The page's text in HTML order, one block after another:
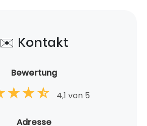
✉️ Kontakt
Bewertung
4,1 von 5
Adresse